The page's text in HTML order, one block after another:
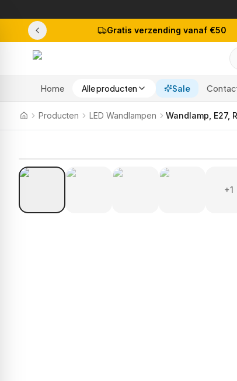
Gratis verzending vanaf €50
Home Alle producten Sale
Producten LED Wandlampen Wandlamp, E27,
+1